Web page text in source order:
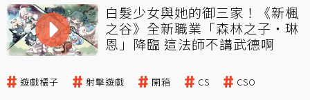
白髮少女與她的御三家！《新楓
之谷》全新職業「森林之子‧琳
恩」降臨 這法師不講武德啊
遊戲橘子 射擊遊戲 開箱 CS CSO